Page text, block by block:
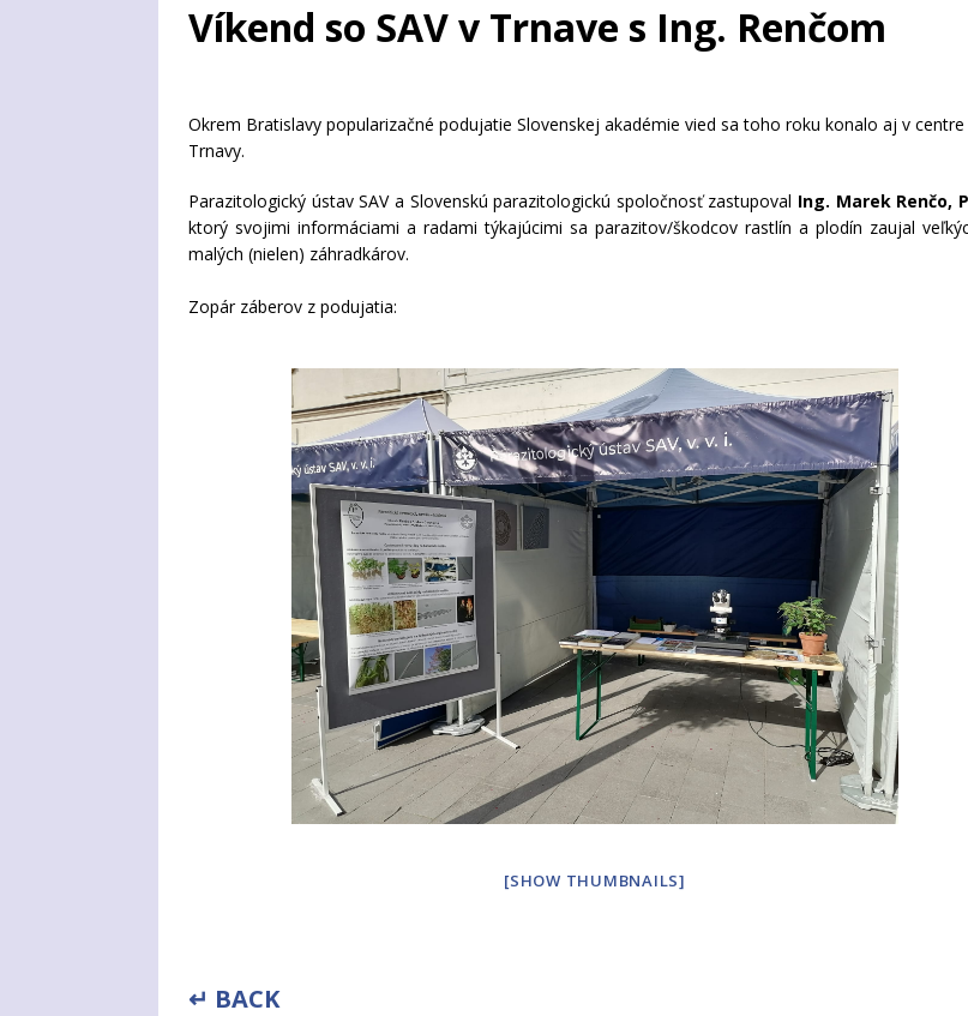
Víkend so SAV v Trnave s Ing. Renčom
Okrem Bratislavy popularizačné podujatie Slovenskej akadémie vied sa toho roku konalo aj v centre
Trnavy.
Parazitologický ústav SAV a Slovenskú parazitologickú spoločnosť zastupoval Ing. Marek Renčo,
ktorý svojimi informáciami a radami týkajúcimi sa parazitov/škodcov rastlín a plodín zaujal
malých (nielen) záhradkárov.
Zopár záberov z podujatia:
[SHOW THUMBNAILS]
↵ BACK